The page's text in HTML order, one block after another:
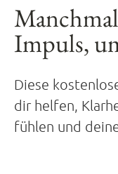
Impuls,
Diese
dir helfen,
fühlen und